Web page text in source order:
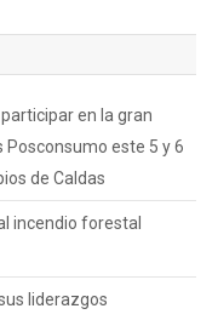
en la gran
Posconsumo este 5 y 6
de Caldas
incendio forestal
liderazgos